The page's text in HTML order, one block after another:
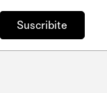
Suscribite